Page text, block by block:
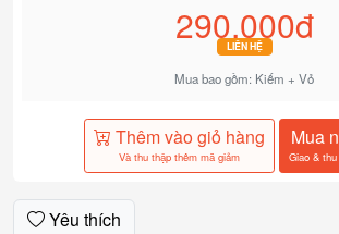
290.000đ
LIÊN HỆ
Mua bao gồm: Kiếm + Vỏ
Thêm vào giỏ hàng
Và thu thập thêm mã giảm
Mua
Giao &
Yêu thích